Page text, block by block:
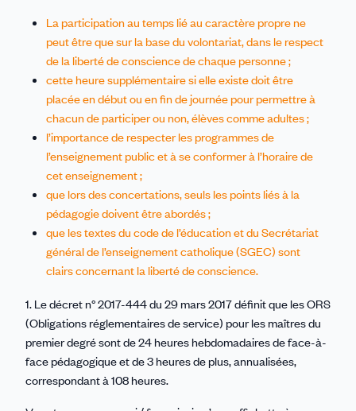
La participation au temps lié au caractère propre ne
peut être que sur la base du volontariat, dans le respect
de la liberté de conscience de chaque personne ;
cette heure supplémentaire si elle existe doit être
placée en début ou en fin de journée pour permettre à
chacun de participer ou non, élèves comme adultes ;
l’importance de respecter les programmes de
l’enseignement public et à se conformer à l’horaire de
cet enseignement ;
que lors des concertations, seuls les points liés à la
pédagogie doivent être abordés ;
que les textes du code de l’éducation et du Secrétariat
général de l’enseignement catholique (SGEC) sont
clairs concernant la liberté de conscience.
1. Le décret n° 2017-444 du 29 mars 2017 définit que les ORS
(Obligations réglementaires de service) pour les maîtres du
premier degré sont de 24 heures hebdomadaires de face-à-
face pédagogique et de 3 heures de plus, annualisées,
correspondant à 108 heures.